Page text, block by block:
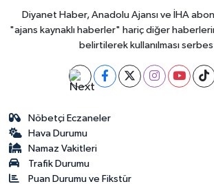
Diyanet Haber, Anadolu Ajansı ve İHA
"ajans kaynaklı haberler" hariç diğer
belirtilerek kullanılması
Nöbetçi Eczaneler
Hava Durumu
Namaz Vakitleri
Trafik Durumu
Puan Durumu ve Fikstür
Kilis Müftülüğü
Kırıkkale Müftülüğü
Kocaeli Müftülüğü